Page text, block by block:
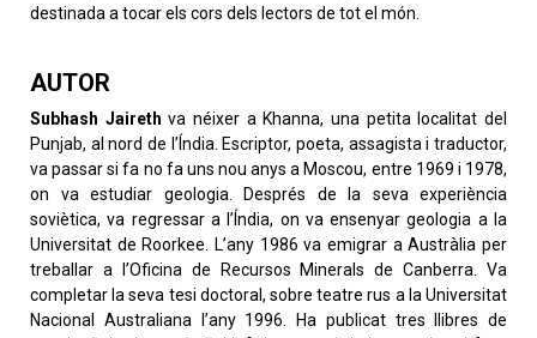
destinada a tocar els cors dels lectors de tot el món.
AUTOR
Subhash Jaireth va néixer a Khanna, una petita localitat del
Punjab, al nord de l’Índia. Escriptor, poeta, assagista i traductor,
va passar si fa no fa uns nou anys a Moscou, entre 1969 i 1978,
on va estudiar geologia. Després de la seva experiència
soviètica, va regressar a l’Índia, on va ensenyar geologia a la
Universitat de Roorkee. L’any 1986 va emigrar a Austràlia per
treballar a l’Oficina de Recursos Minerals de Canberra. Va
completar la seva tesi doctoral, sobre teatre rus a la Universitat
Nacional Australiana l’any 1996. Ha publicat tres llibres de